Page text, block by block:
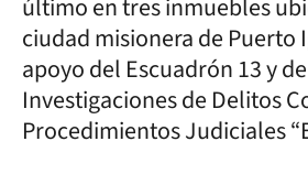
último en tres inmuebles
ciudad misionera de Puerto
apoyo del Escuadrón 13 y
Investigaciones de Delitos
Procedimientos Judiciales